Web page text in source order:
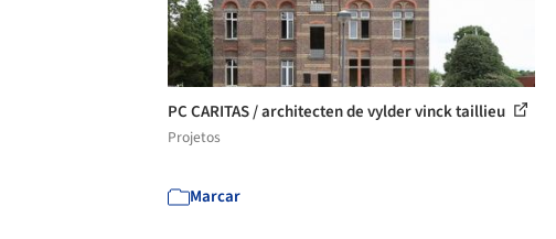
PC CARITAS / architecten de vylder vinck taillieu
Projetos
Marcar